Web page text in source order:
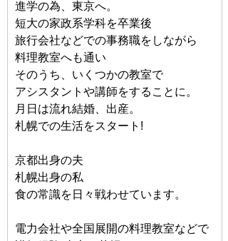
進学の為、東京へ。
短大の家政系学科を卒業後
旅行会社などでの事務職をしながら
料理教室へも通い
そのうち、いくつかの教室で
アシスタントや講師をすることに。
月日は流れ結婚、出産。
札幌での生活をスタート!
京都出身の夫
札幌出身の私
食の常識を日々戦わせています。
電力会社や全国展開の料理教室などで